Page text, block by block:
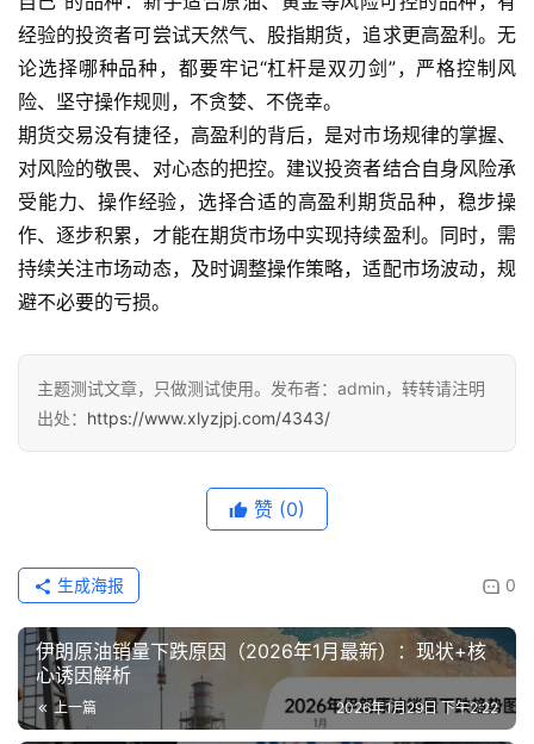
经验的投资者可尝试天然气、股指期货，追求更高盈利。无
论选择哪种品种，都要牢记“杠杆是双刃剑”，严格控制风
险、坚守操作规则，不贪婪、不侥幸。
期货交易没有捷径，高盈利的背后，是对市场规律的掌握、
对风险的敬畏、对心态的把控。建议投资者结合自身风险承
受能力、操作经验，选择合适的高盈利期货品种，稳步操
作、逐步积累，才能在期货市场中实现持续盈利。同时，需
持续关注市场动态，及时调整操作策略，适配市场波动，规
避不必要的亏损。
主题测试文章，只做测试使用。发布者：admin，转转请注明
出处： https://www.xlyzjpj.com/4343/
赞 (0)
0
生成海报
伊朗原油销量下跌原因（2026年1月最新）：现状+核
心诱因解析
上一篇 2026年1月29日 下午2:22